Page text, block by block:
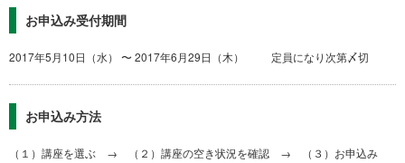
お申込み受付期間
2017年5月10日（水） 〜 2017年6月29日（木） 定員になり次第〆切
お申込み方法
（１）講座を選ぶ → （２）講座の空き状況を確認 → （３）お申込み